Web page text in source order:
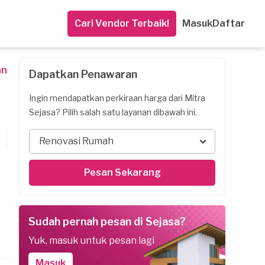
Cari Vendor Terbaik! MasukDaftar
Dapatkan Penawaran
Ingin mendapatkan perkiraan harga dari Mitra
Sejasa? Pilih salah satu layanan dibawah ini.
Renovasi Rumah
Pesan Sekarang
Sudah pernah pesan di Sejasa?
Yuk, masuk untuk pesan lagi